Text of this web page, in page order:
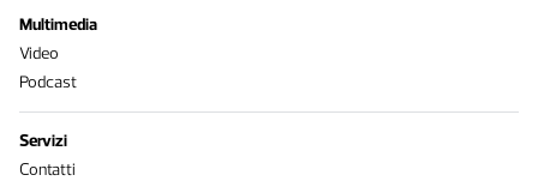
Multimedia
Video
Podcast
Servizi
Contatti